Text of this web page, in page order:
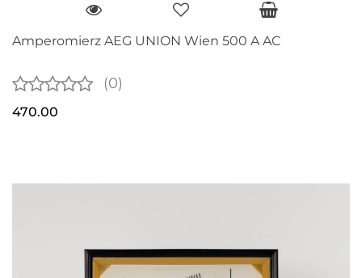
Amperomierz AEG UNION Wien 500 A AC
(0)
470.00